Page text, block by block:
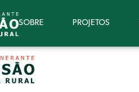
SOBRE PROJETOS